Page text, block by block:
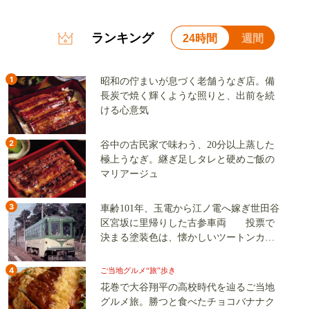
ランキング 24時間 週間
1
昭和の佇まいが息づく老舗うなぎ店。備
長炭で焼く輝くような照りと、出前を続
ける心意気
2
谷中の古民家で味わう、20分以上蒸した
極上うなぎ。継ぎ足しタレと硬めご飯の
マリアージュ
3
車齢101年、玉電から江ノ電へ嫁ぎ世田谷
区宮坂に里帰りした古参車両 投票で
決まる塗装色は、懐かしいツートンカラ
4 ご当地グルメ“旅”歩き
花巻で大谷翔平の高校時代を辿るご当地
グルメ旅。勝つと食べたチョコバナナク